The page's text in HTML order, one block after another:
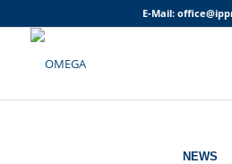
E-Mail:
NEWS